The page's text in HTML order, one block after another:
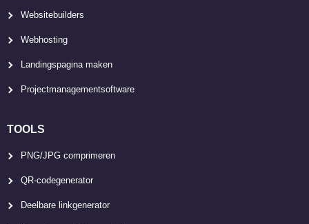
Websitebuilders
Webhosting
Landingspagina maken
Projectmanagementsoftware
TOOLS
PNG/JPG comprimeren
QR-codegenerator
Deelbare linkgenerator